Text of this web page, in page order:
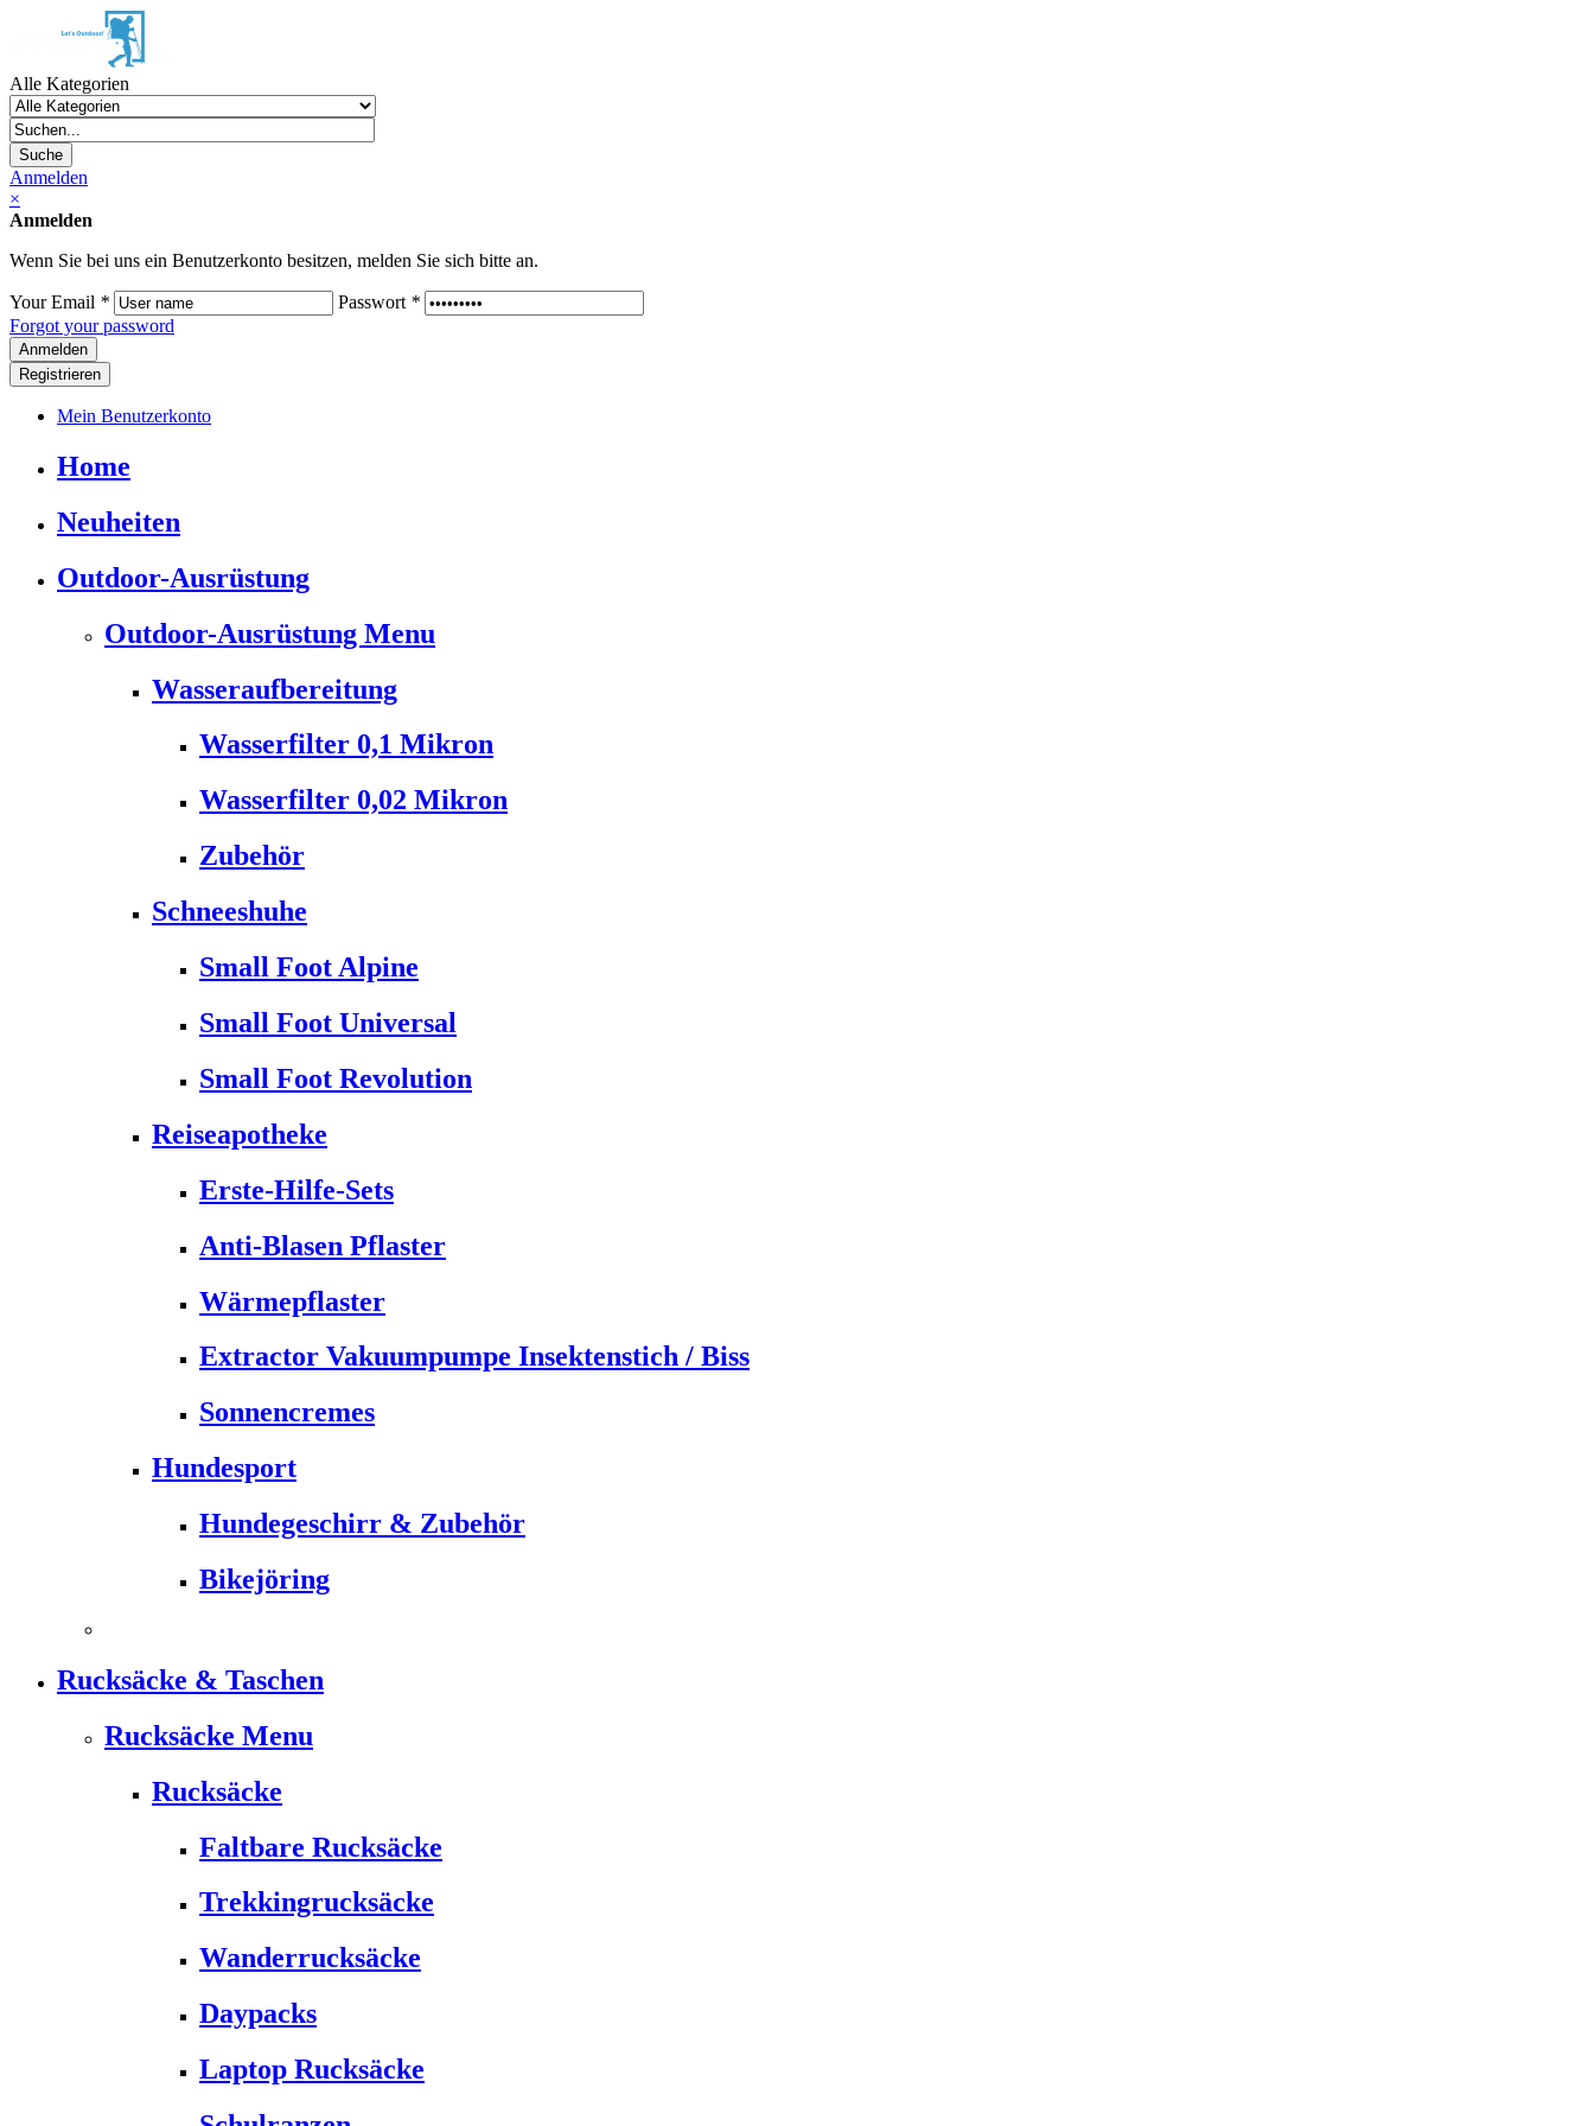
Alle Kategorien
Suche
Anmelden
×
Anmelden
Wenn Sie bei uns ein Benutzerkonto besitzen, melden Sie sich bitte an.
Your Email * Passwort *
Forgot your password
Registrieren
Mein Benutzerkonto
Home
Neuheiten
Outdoor-Ausrüstung
Outdoor-Ausrüstung Menu
Wasseraufbereitung
Wasserfilter 0,1 Mikron
Wasserfilter 0,02 Mikron
Zubehör
Schneeshuhe
Small Foot Alpine
Small Foot Universal
Small Foot Revolution
Reiseapotheke
Erste-Hilfe-Sets
Anti-Blasen Pflaster
Wärmepflaster
Extractor Vakuumpumpe Insektenstich / Biss
Sonnencremes
Hundesport
Hundegeschirr & Zubehör
Bikejöring
Rucksäcke & Taschen
Rucksäcke Menu
Rucksäcke
Faltbare Rucksäcke
Trekkingrucksäcke
Wanderrucksäcke
Daypacks
Laptop Rucksäcke